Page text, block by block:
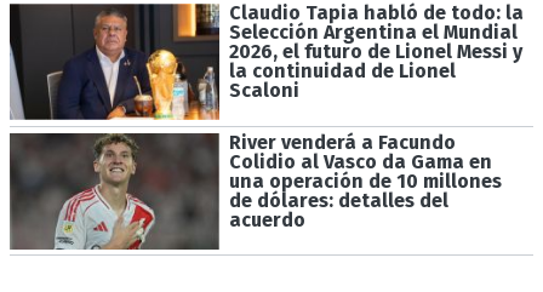
Claudio Tapia habló de todo: la
Selección Argentina el Mundial
2026, el futuro de Lionel Messi y
la continuidad de Lionel
Scaloni
River venderá a Facundo
Colidio al Vasco da Gama en
una operación de 10 millones
de dólares: detalles del
acuerdo